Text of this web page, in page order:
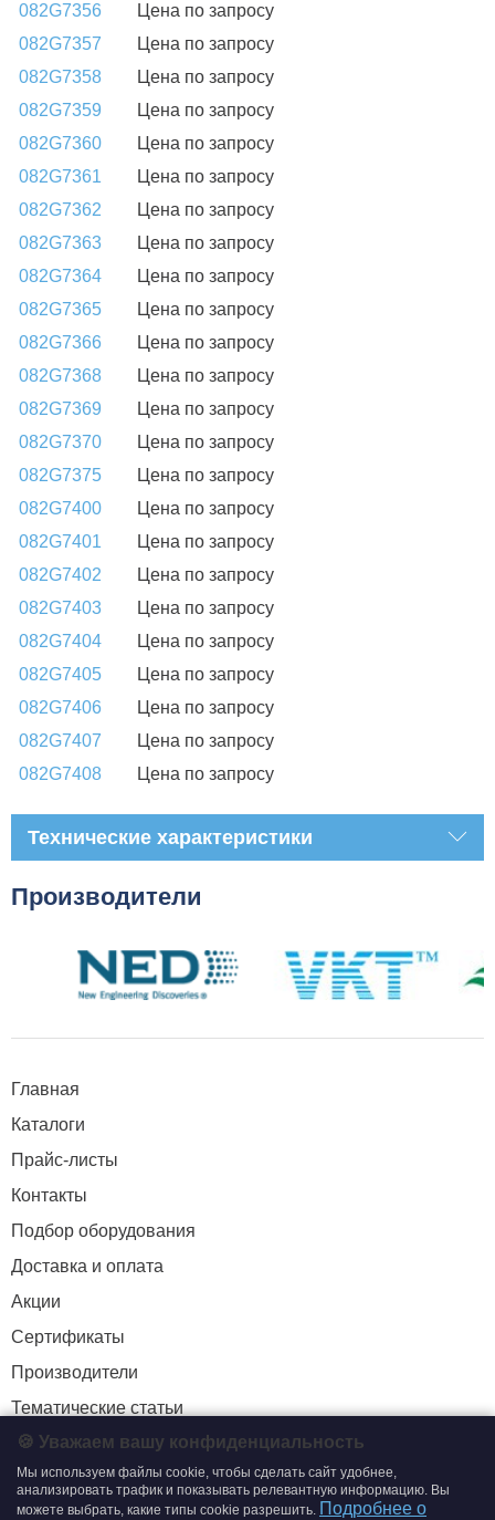
082G7356
Цена по запросу
082G7357
Цена по запросу
082G7358
Цена по запросу
082G7359
Цена по запросу
082G7360
Цена по запросу
082G7361
Цена по запросу
082G7362
Цена по запросу
082G7363
Цена по запросу
082G7364
Цена по запросу
082G7365
Цена по запросу
082G7366
Цена по запросу
082G7368
Цена по запросу
082G7369
Цена по запросу
082G7370
Цена по запросу
082G7375
Цена по запросу
082G7400
Цена по запросу
082G7401
Цена по запросу
082G7402
Цена по запросу
082G7403
Цена по запросу
082G7404
Цена по запросу
082G7405
Цена по запросу
082G7406
Цена по запросу
082G7407
Цена по запросу
082G7408
Цена по запросу
Технические характеристики
Производители
Главная
Каталоги
Прайс-листы
Контакты
Подбор оборудования
Доставка и оплата
Акции
Сертификаты
Производители
Тематические статьи
+7 (495) 204-19-33
zakaz@smtrading.ru
🍪 Уважаем вашу конфиденциальность
Мы используем файлы cookie, чтобы сделать сайт удобнее,
анализировать трафик и показывать релевантную информацию. Вы
можете выбрать, какие типы cookie разрешить. Подробнее о